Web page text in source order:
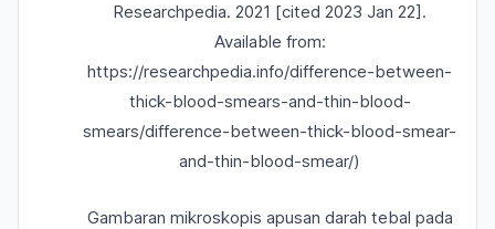
Researchpedia. 2021 [cited 2023 Jan 22].
Available from:
https://researchpedia.info/difference-between-
thick-blood-smears-and-thin-blood-
smears/difference-between-thick-blood-smear-
and-thin-blood-smear/)
Gambaran mikroskopis apusan darah tebal pada